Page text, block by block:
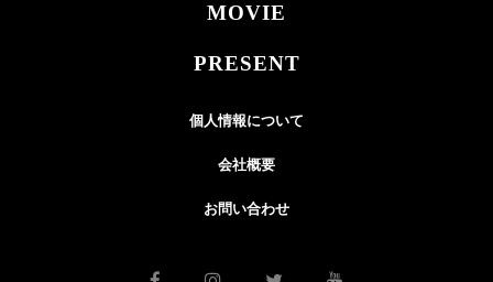
MOVIE
PRESENT
個人情報について
会社概要
お問い合わせ